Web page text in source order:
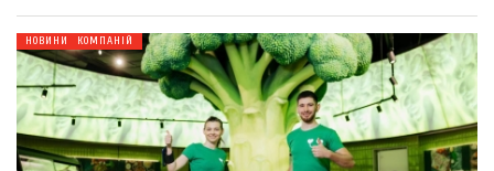
НОВИНИ КОМПАНІЙ